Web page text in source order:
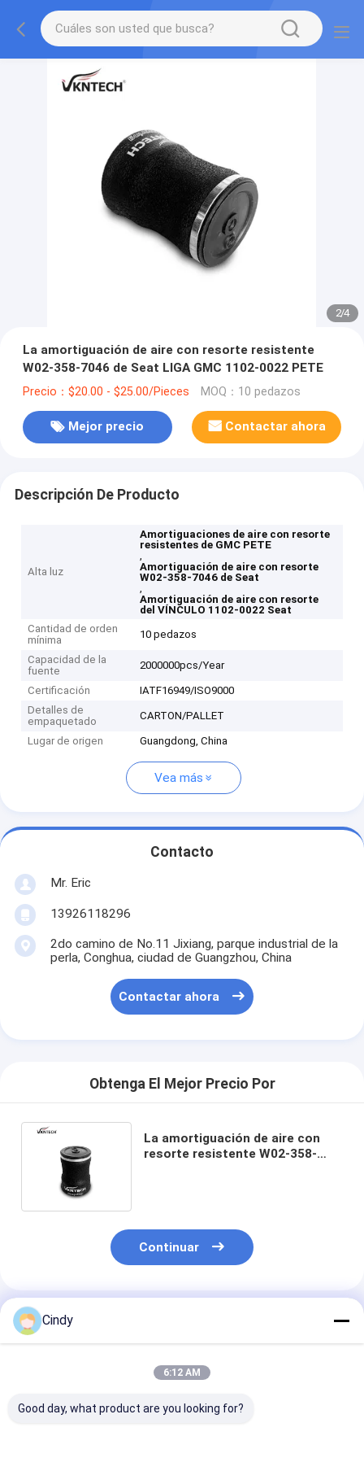
2/4
La amortiguación de aire con resorte resistente
W02-358-7046 de Seat LIGA GMC 1102-0022 PETE
Precio：$20.00 - $25.00/Pieces MOQ：10 pedazos
Mejor precio Contactar ahora
Descripción De Producto
Alta luz
Amortiguaciones de aire con resorte
resistentes de GMC PETE
,
Amortiguación de aire con resorte
W02-358-7046 de Seat
,
Amortiguación de aire con resorte
del VÍNCULO 1102-0022 Seat
Cantidad de orden
mínima
10 pedazos
Capacidad de la
fuente
2000000pcs/Year
Certificación
IATF16949/ISO9000
Detalles de
empaquetado
CARTON/PALLET
Lugar de origen Guangdong, China
Vea más
Contacto
Mr. Eric
13926118296
2do camino de No.11 Jixiang, parque industrial de la
perla, Conghua, ciudad de Guangzhou, China
Contactar ahora
Obtenga El Mejor Precio Por
La amortiguación de aire con
resorte resistente W02-358-
Continuar
Productos Recomendados
Cindy
6:12 AM
Good day, what product are you looking for?